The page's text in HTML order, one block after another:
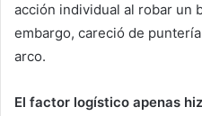
acción individual al robar un
embargo, careció de
arco.
El factor logístico apenas